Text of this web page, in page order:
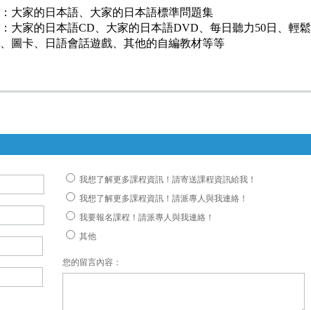
：大家的日本語、大家的日本語標準問題集
：大家的日本語CD、大家的日本語DVD、每日聽力50日、輕鬆
圖卡、日語會話遊戲、其他的自編教材等等
我想了解更多課程資訊！請寄送課程資訊給我！
我想了解更多課程資訊！請派專人與我連絡！
我要報名課程！請派專人與我連絡！
其他
您的留言內容：